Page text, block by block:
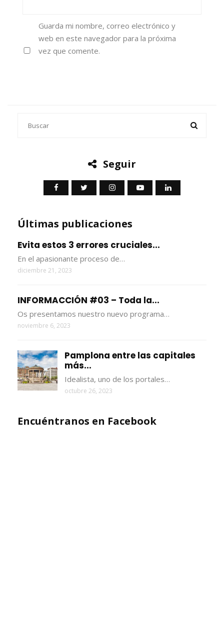
Guarda mi nombre, correo electrónico y
web en este navegador para la próxima
vez que comente.
Seguir
Últimas publicaciones
Evita estos 3 errores cruciales...
En el apasionante proceso de…
diciembre 21, 2023
INFORMACCIÓN #03 – Toda la...
Os presentamos nuestro nuevo programa…
noviembre 6, 2023
Pamplona entre las capitales
más...
Idealista, uno de los portales…
octubre 26, 2023
Encuéntranos en Facebook